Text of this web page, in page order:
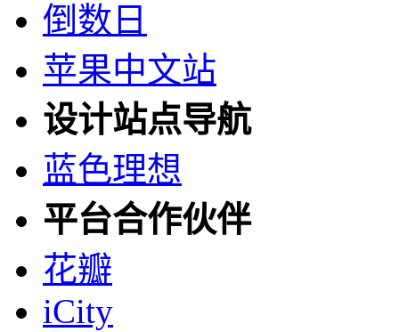
倒数日
苹果中文站
设计站点导航
蓝色理想
平台合作伙伴
花瓣
iCity